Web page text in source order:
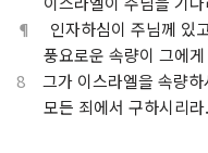
¶
인자하심이 주님께 있
풍요로운 속량이 그에게
8 그가 이스라엘을 속량하
모든 죄에서 구하시리라.